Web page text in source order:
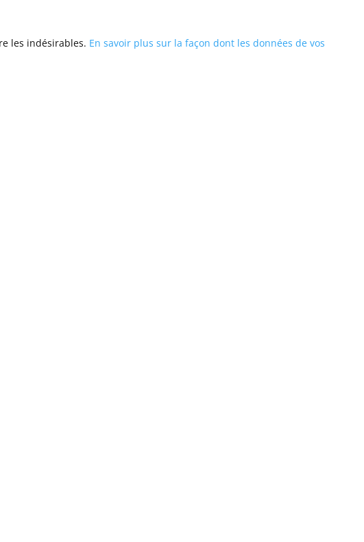
les indésirables. En savoir plus sur la façon dont les données de vos